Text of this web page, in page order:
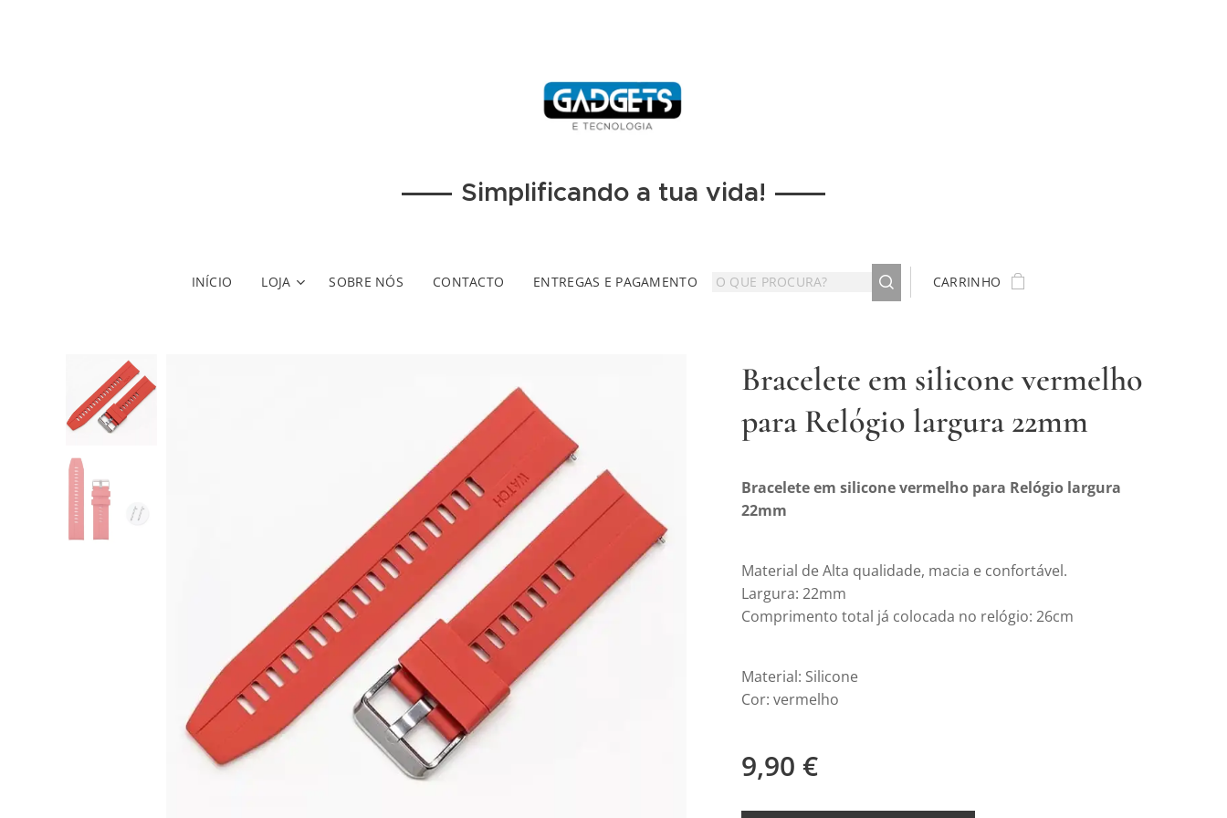
Simplificando a tua vida!
INÍCIO LOJA SOBRE NÓS CONTACTO ENTREGAS E PAGAMENTO CARRINHO
Bracelete em silicone vermelho
para Relógio largura 22mm
Bracelete em silicone vermelho para Relógio largura
22mm
Material de Alta qualidade, macia e confortável.
Largura: 22mm
Comprimento total já colocada no relógio: 26cm
Material: Silicone
Cor: vermelho
9,90 €